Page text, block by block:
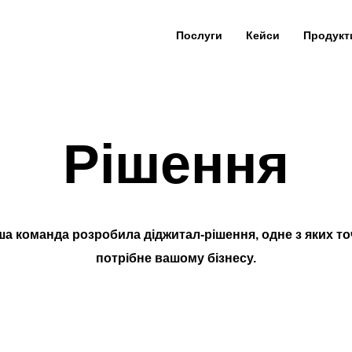
Послуги Кейси
Рішення
команда розробила діджитал-рішення, одне з яких
потрібне вашому бізнесу.